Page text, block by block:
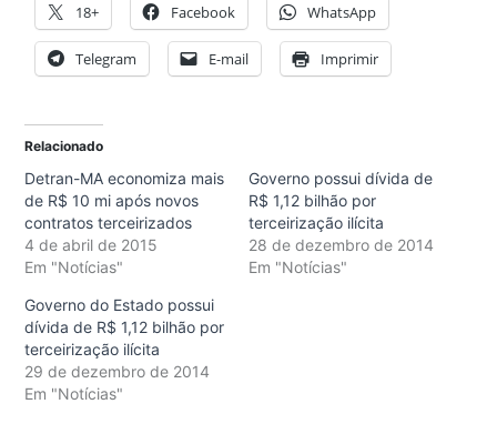
18+ Facebook WhatsApp
Telegram E-mail Imprimir
Relacionado
Detran-MA economiza mais
de R$ 10 mi após novos
contratos terceirizados
4 de abril de 2015
Em "Notícias"
Governo possui dívida de
R$ 1,12 bilhão por
terceirização ilícita
28 de dezembro de 2014
Em "Notícias"
Governo do Estado possui
dívida de R$ 1,12 bilhão por
terceirização ilícita
29 de dezembro de 2014
Em "Notícias"